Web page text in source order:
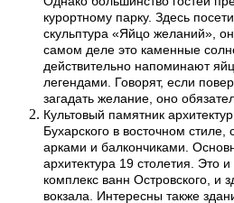
курортному парку. Здесь
скульптура «Яйцо желаний»,
самом деле это каменные
действительно напоминают
легендами. Говорят, если
загадать желание, оно
Культовый памятник
Бухарского в восточном
арками и балкончиками.
архитектура 19 столетия. Это
комплекс ванн Островского, и
вокзала. Интересны также